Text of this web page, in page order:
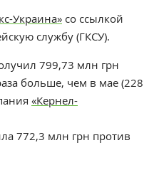
Украина» со ссылкой
службу (ГКСУ).
799,73 млн грн
больше, чем в мае (228
«Кернел-
772,3 млн грн против